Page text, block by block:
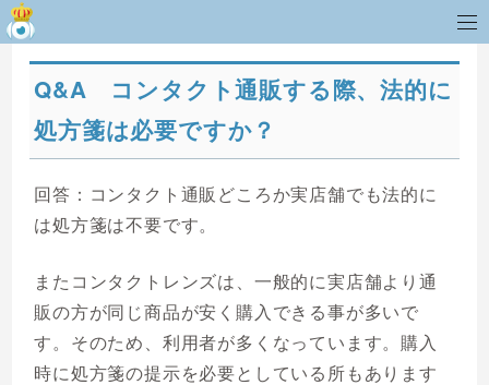
Q&A コンタクト通販する際、法的に
処方箋は必要ですか？
回答：コンタクト通販どころか実店舗でも法的に
は処方箋は不要です。
またコンタクトレンズは、一般的に実店舗より通
販の方が同じ商品が安く購入できる事が多いで
す。そのため、利用者が多くなっています。購入
時に処方箋の提示を必要としている所もあります